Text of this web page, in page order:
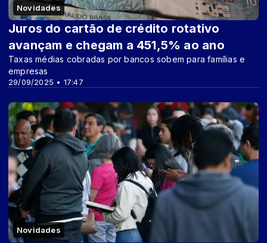
Novidades
29/09/2025 • 17:47
Juros do cartão de crédito rotativo
avançam e chegam a 451,5% ao ano
Taxas médias cobradas por bancos sobem para famílias e
empresas
Novidades